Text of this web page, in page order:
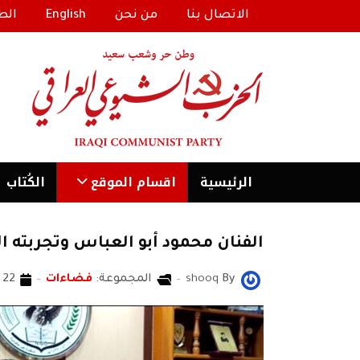
الاتصال بنا من نحن English
الرئیسية اقسام الموقع الكُتاب
الفنان محمود أبو العباس وتجربته
By
shooq المجموعة: فضاءات 22 أيار 2018